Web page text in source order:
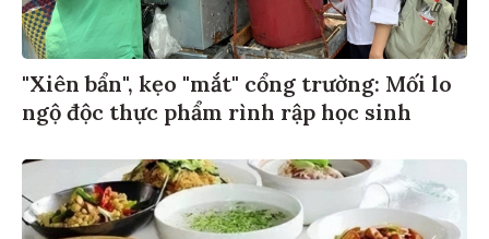
"Xiên bẩn", kẹo "mắt" cổng trường: Mối lo
ngộ độc thực phẩm rình rập học sinh